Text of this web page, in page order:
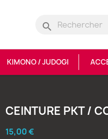
search
KIMONO / JUDOGI
CEINTURE PKT /
15,00 €